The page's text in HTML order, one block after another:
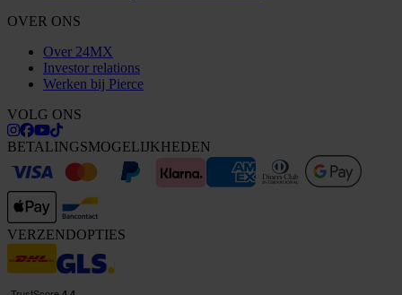
OVER ONS
Over 24MX
Investor relations
Werken bij Pierce
VOLG ONS
BETALINGSMOGELIJKHEDEN
VERZENDOPTIES